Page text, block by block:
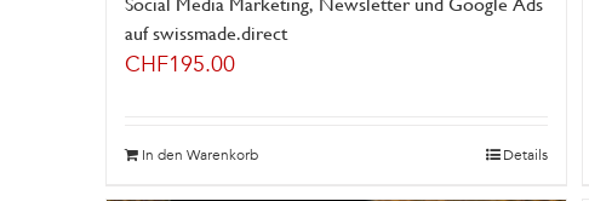
auf swissmade.direct
CHF195.00
In den Warenkorb Details